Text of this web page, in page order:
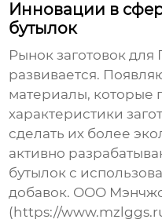
Инновации в
бутылок
Рынокзаготовок
развивается.
материалы, которые
характеристики
сделать их более
активно
бутылок с
добавок. ООО
(https://